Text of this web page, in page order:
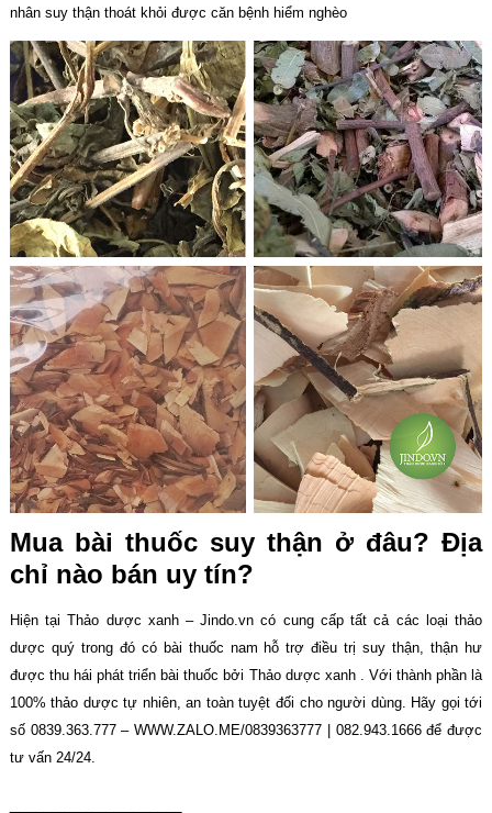
nhân suy thận thoát khỏi được căn bệnh hiểm nghèo
Mua bài thuốc suy thận ở đâu? Địa
chỉ nào bán uy tín?
Hiện tại Thảo dược xanh – Jindo.vn có cung cấp tất cả các loại thảo
dược quý trong đó có bài thuốc nam hỗ trợ điều trị suy thận, thận hư
được thu hái phát triển bài thuốc bởi Thảo dược xanh . Với thành phần là
100% thảo dược tự nhiên, an toàn tuyệt đối cho người dùng. Hãy gọi tới
số 0839.363.777 – WWW.ZALO.ME/0839363777 | 082.943.1666 để được
tư vấn 24/24.